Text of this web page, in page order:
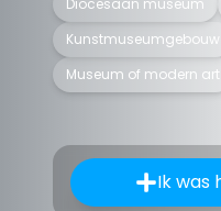
Kunstmuseumgebouw
Museum of modern art
Ik was